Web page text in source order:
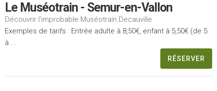
Le Muséotrain - Semur-en-Vallon
Découvrir l’improbable Muséotrain Decauville
Exemples de tarifs : Entrée adulte à 8,50€, enfant à 5,50€ (de 5
à ...
RÉSERVER